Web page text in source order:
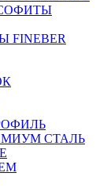
FINEBER
СТАЛЬ